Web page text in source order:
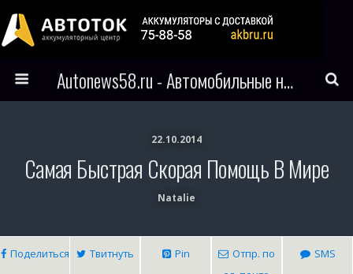
Autonews58.ru - Автомобильные новости Пензы и всего мира
22.10.2014
Самая Быстрая Скорая Помощь В Мире
Natalie
Поделиться Твитнуть Pin
Отпр. по
SMS